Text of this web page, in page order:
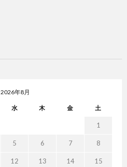
2026年8月
水 木 金 土
1
5 6 7 8
12 13 14 15